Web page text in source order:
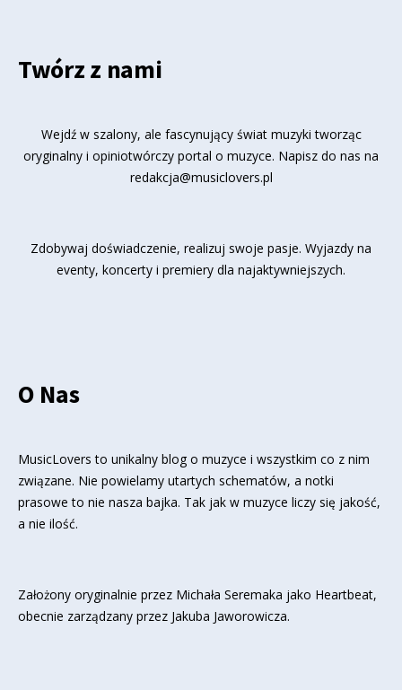
Twórz z nami
Wejdź w szalony, ale fascynujący świat muzyki tworząc
oryginalny i opiniotwórczy portal o muzyce. Napisz do nas na
redakcja@musiclovers.pl
Zdobywaj doświadczenie, realizuj swoje pasje. Wyjazdy na
eventy, koncerty i premiery dla najaktywniejszych.
O Nas
MusicLovers to unikalny blog o muzyce i wszystkim co z nim
związane. Nie powielamy utartych schematów, a notki
prasowe to nie nasza bajka. Tak jak w muzyce liczy się jakość,
a nie ilość.
Założony oryginalnie przez Michała Seremaka jako Heartbeat,
obecnie zarządzany przez Jakuba Jaworowicza.